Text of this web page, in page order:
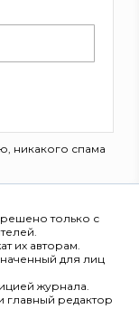
никакого спама
только с
их авторам.
для лиц
журнала.
главный редактор